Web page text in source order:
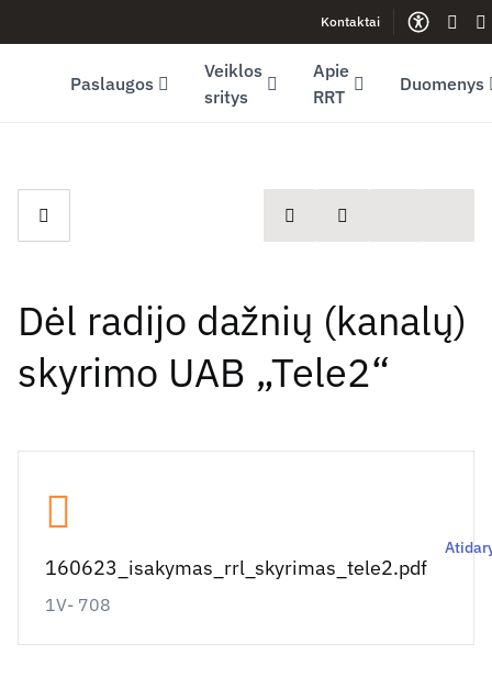
Kontaktai
Paslaugos
Veiklos
sritys
Apie
RRT
Duomenys
spausdintiDalintis
Dėl radijo dažnių (kanalų)
skyrimo UAB „Tele2“
160623_isakymas_rrl_skyrimas_tele2.pdf
1V- 708